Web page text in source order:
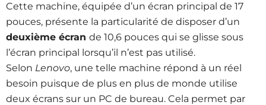
Cette machine, équipée d’un écran principal de 17
pouces, présente la particularité de disposer d’un
deuxième écran de 10,6 pouces qui se glisse sous
l’écran principal lorsqu’il n’est pas utilisé.
Selon Lenovo, une telle machine répond à un réel
besoin puisque de plus en plus de monde utilise
deux écrans sur un PC de bureau. Cela permet par